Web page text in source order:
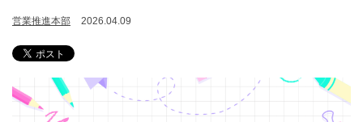
営業推進本部 2026.04.09